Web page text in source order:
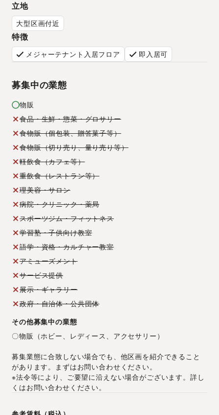
立地
大型区画付近
特徴
メジャーテナント入居フロア 即入居可
募集中の業態
物販
食品・生鮮・惣菜・グロサリー
食物販（個包装、贈答菓子等）
食物販（切り売り、量り売り等）
軽飲食（カフェ等）
重飲食（レストラン等）
理美容・サロン
病院・クリニック・薬局
スポーツジム・フィットネス
学習塾・子供向け教室
語学・資格・カルチャー教室
アミューズメント
サービス提供
展示・ギャラリー
政府・自治体・公共団体
その他募集中の業態
〇物販（ホビー、レディース、アクセサリー）
募集業態に合致しない場合でも、他区画を紹介できること
があります。まずはお問い合わせください。
※法令等により、ご要望に沿えない場合がございます。詳し
くはお問い合わせください。